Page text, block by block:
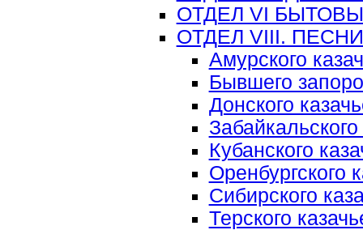
ОТДЕЛ VI
ОТДЕЛ VIII.
Амурского
Бывшего
Донского
Кубанского
Оренбургского
Сибирского
Терского